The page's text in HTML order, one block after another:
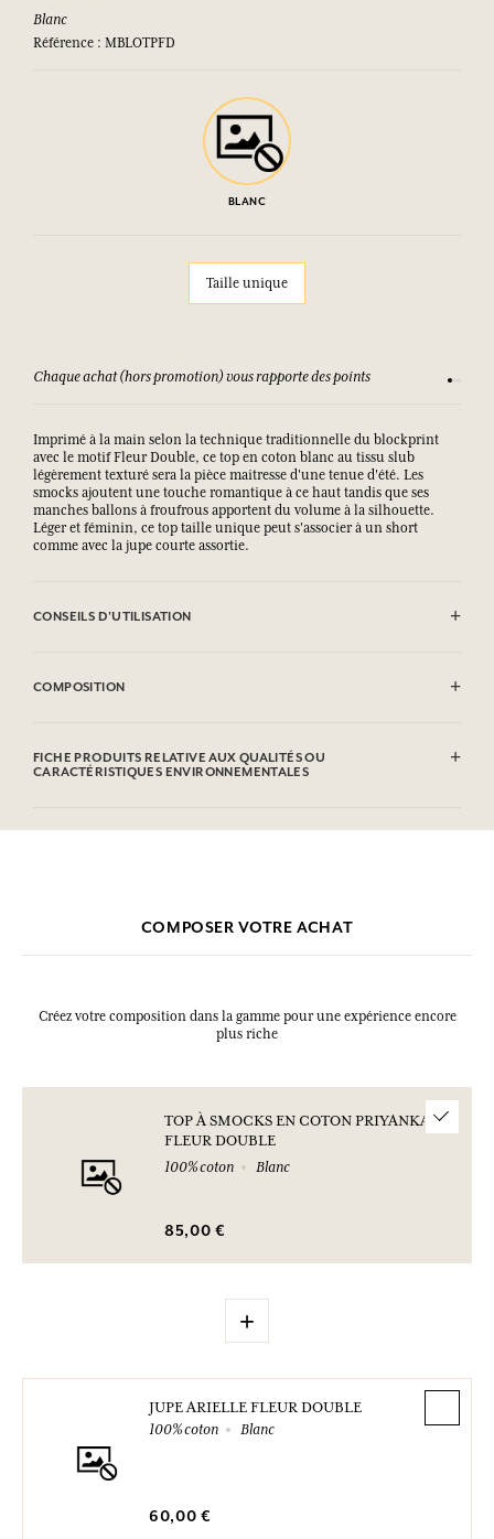
Blanc
Référence : MBLOTPFD
BLANC
Taille unique
Chaque achat (hors promotion) vous rapporte des points
Imprimé à la main selon la technique traditionnelle du blockprint
avec le motif Fleur Double, ce top en coton blanc au tissu slub
légèrement texturé sera la pièce maitresse d'une tenue d'été. Les
smocks ajoutent une touche romantique à ce haut tandis que ses
manches ballons à froufrous apportent du volume à la silhouette.
Léger et féminin, ce top taille unique peut s'associer à un short
comme avec la jupe courte assortie.
CONSEILS D'UTILISATION
COMPOSITION
FICHE PRODUITS RELATIVE AUX QUALITÉS OU
CARACTÉRISTIQUES ENVIRONNEMENTALES
COMPOSER VOTRE ACHAT
Créez votre composition dans la gamme pour une expérience encore
plus riche
TOP À SMOCKS EN COTON PRIYANKA
FLEUR DOUBLE
100% coton
Blanc
85,00 €
+
JUPE ARIELLE FLEUR DOUBLE
100% coton
Blanc
60,00 €